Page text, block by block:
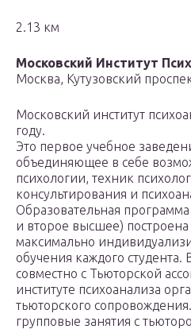
2.13 км
Московский Институт
Москва, Кутузовский
Московский институт
году.
Это первое учебное
объединяющее в себе
психологии, техник
консультирования и
Образовательная
и второе высшее)
максимально
обучения каждого студента.
совместно с Тьюторской
институте психоанализа
тьюторского
групповые занятия с